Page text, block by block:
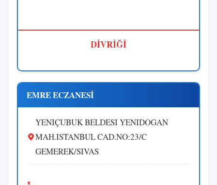
DİVRİĞİ
EMRE ECZANESİ
YENIÇUBUK BELDESI YENIDOGAN
MAH.ISTANBUL CAD.NO:23/C
GEMEREK/SIVAS